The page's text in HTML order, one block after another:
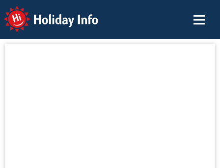
Holiday Info